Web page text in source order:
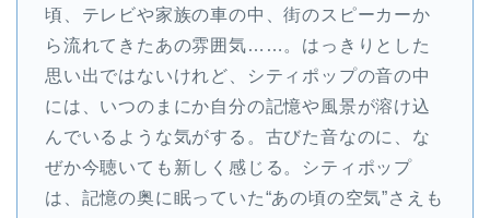
頃、テレビや家族の車の中、街のスピーカーか
ら流れてきたあの雰囲気……。はっきりとした
思い出ではないけれど、シティポップの音の中
には、いつのまにか自分の記憶や風景が溶け込
んでいるような気がする。古びた音なのに、な
ぜか今聴いても新しく感じる。シティポップ
は、記憶の奥に眠っていた“あの頃の空気”さえも